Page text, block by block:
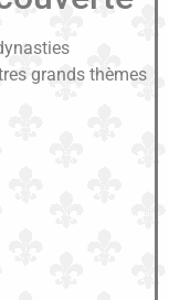
grands thèmes